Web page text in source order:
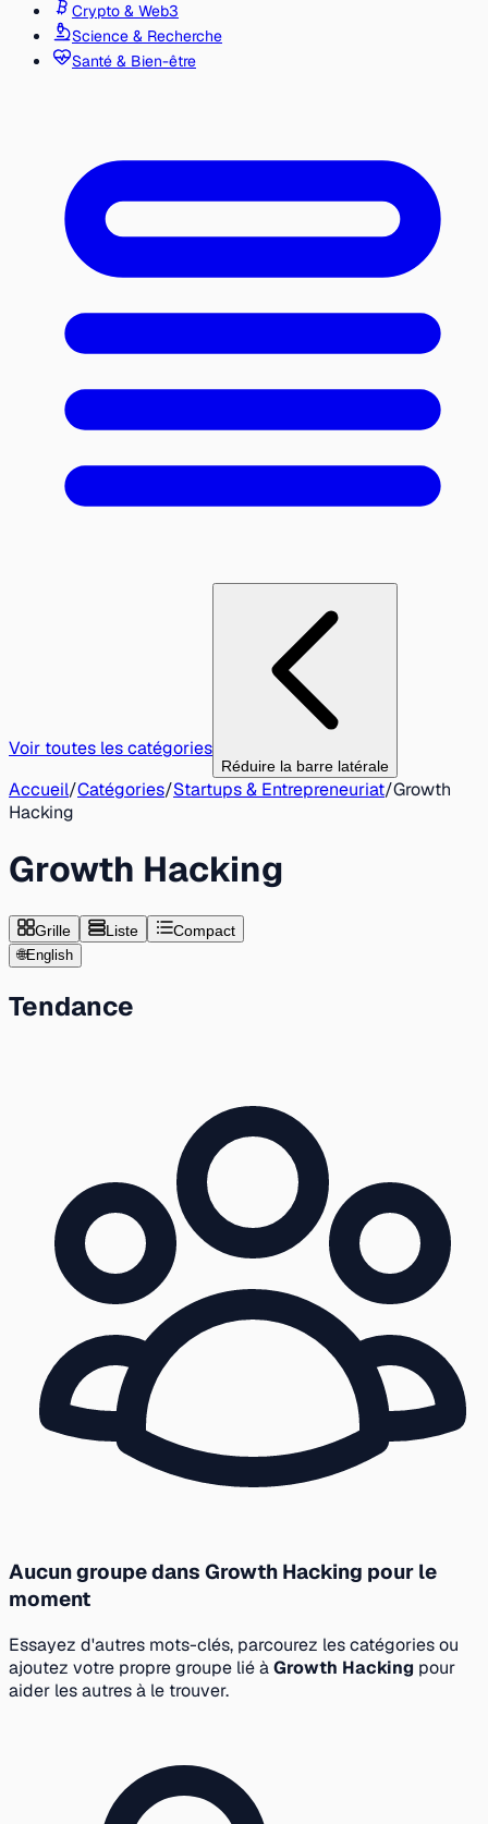
Crypto & Web3
Science & Recherche
Santé & Bien-être
Voir toutes les catégories
Réduire la barre latérale
Accueil/Catégories/Startups & Entrepreneuriat/Growth
Hacking
Growth Hacking
Grille Liste Compact
🌐English
Tendance
Aucun groupe dans Growth Hacking pour le
moment
Essayez d'autres mots-clés, parcourez les catégories ou
ajoutez votre propre groupe lié àGrowth Hacking pour
aider les autres à le trouver.